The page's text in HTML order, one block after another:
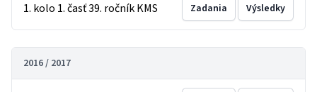
1. kolo 1. časť 39. ročník KMS Zadania Výsledky
2016 / 2017